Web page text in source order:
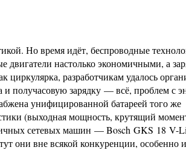
Но время идёт, беспроводные
двигатели настолько экономичными, а
разработчикам удалось
и получасовую зарядку — всё, проблем с
унифицированной батареей того же
(выходная мощность, крутящий
сетевых машин — Bosch GKS 18 V-
они вне всякой конкуренции, особенно